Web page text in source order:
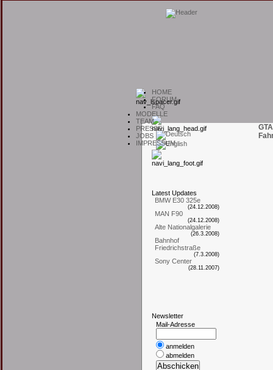
HOME
FORUM
FAQ
MODELLE
TEAM
PRESSE
JOBS
IMPRESSUM
L atest Updates
BMW E30 325e
(24.12.2008)
MAN F90
(24.12.2008)
Alte Nationalgalerie
(26.3.2008)
Bahnhof
Friedrichstraße
(7.3.2008)
Sony Center
(28.11.2007)
Newsletter
Mail-Adresse
anmelden
abmelden